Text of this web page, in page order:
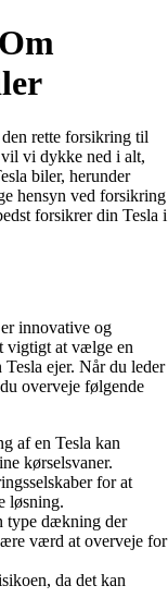
rette forsikring til
vi dykke ned i alt,
biler, herunder
hensyn ved forsikring
forsikrer din Tesla i
innovative og
vigtigt at vælge en
ejer. Når du leder
overveje følgende
af en Tesla kan
kørselsvaner.
for at
løsning.
type dækning der
værd at overveje for
da det kan